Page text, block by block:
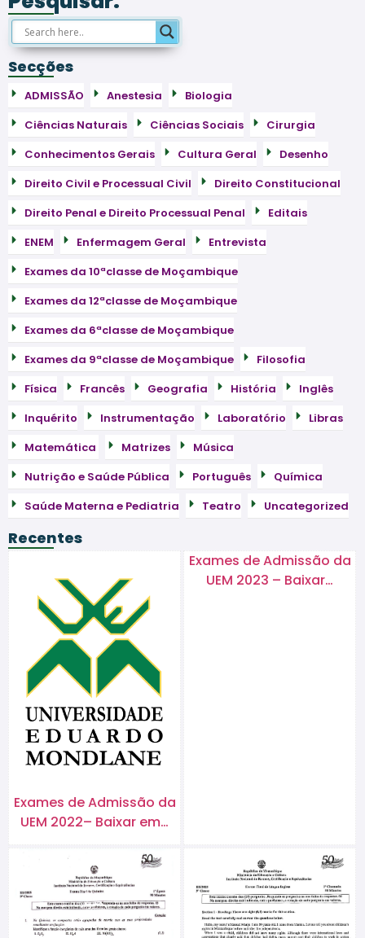
Secções
ADMISSÃO Anestesia
Biologia
Ciências Naturais
Ciências Sociais
Cirurgia
Conhecimentos Gerais
Cultura Geral
Desenho
Direito Civil e Processual Civil
Direito Constitucional
Direito Penal e Direito Processual Penal
Editais
ENEM
Enfermagem Geral
Entrevista
Exames da 10ªclasse de Moçambique
Exames da 12ªclasse de Moçambique
Exames da 6ªclasse de Moçambique
Exames da 9ªclasse de Moçambique
Filosofia
Física
Francês Geografia História
Inglês
Inquérito
Instrumentação Laboratório
Libras
Matemática
Matrizes
Música
Nutrição e Saúde Pública
Português
Química
Saúde Materna e Pediatria
Teatro Uncategorized
Recentes
Exames de Admissão da
UEM 2022– Baixar em…
Exames de Admissão da
UEM 2023 – Baixar…